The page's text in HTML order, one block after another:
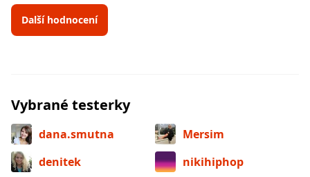
Další hodnocení
Vybrané testerky
dana.smutna
Mersim
denitek
nikihiphop